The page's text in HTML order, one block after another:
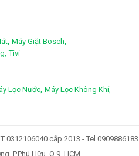
Máy Giặt Bosch,
Tivi
Lọc Nước, Máy Lọc Không Khí,
0312106040 cấp 2013 - Tel 0909886183
P.Phú Hữu, Q.9, HCM